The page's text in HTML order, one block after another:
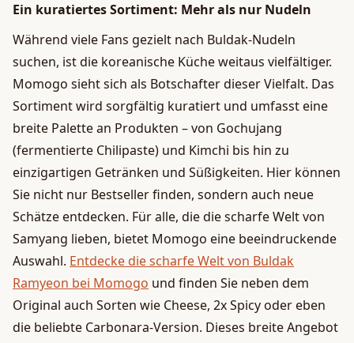
Ein kuratiertes Sortiment: Mehr als nur Nudeln
Während viele Fans gezielt nach Buldak-Nudeln
suchen, ist die koreanische Küche weitaus vielfältiger.
Momogo sieht sich als Botschafter dieser Vielfalt. Das
Sortiment wird sorgfältig kuratiert und umfasst eine
breite Palette an Produkten – von Gochujang
(fermentierte Chilipaste) und Kimchi bis hin zu
einzigartigen Getränken und Süßigkeiten. Hier können
Sie nicht nur Bestseller finden, sondern auch neue
Schätze entdecken. Für alle, die die scharfe Welt von
Samyang lieben, bietet Momogo eine beeindruckende
Auswahl. Entdecke die scharfe Welt von Buldak
Ramyeon bei Momogo und finden Sie neben dem
Original auch Sorten wie Cheese, 2x Spicy oder eben
die beliebte Carbonara-Version. Dieses breite Angebot